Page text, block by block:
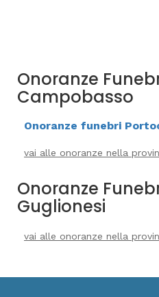
Onoranze
Campobasso
Onoranze funebri
vai alle onoranze nella
Onoranze
Guglionesi
vai alle onoranze nella